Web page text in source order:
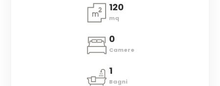
120
mq
0
Camere
1
Bagni